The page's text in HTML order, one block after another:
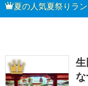
夏の人気夏祭りラ
1